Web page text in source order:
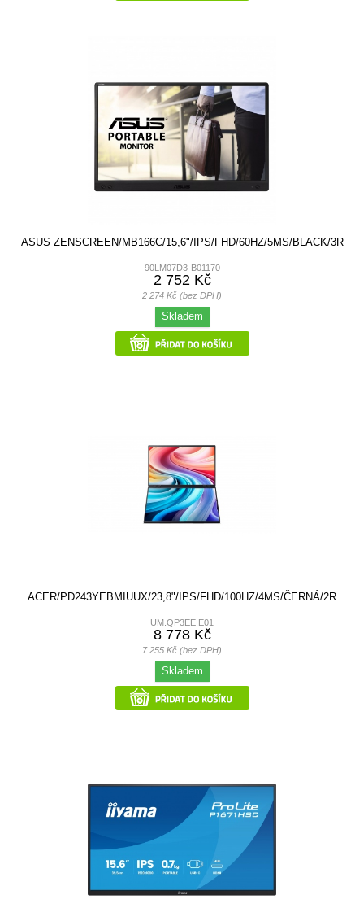
ASUS ZENSCREEN/MB166C/15,6"/IPS/FHD/60HZ/5MS/BLACK/3R
90LM07D3-B01170
2 752 Kč
2 274 Kč (bez DPH)
Skladem
ACER/PD243YEBMIUUX/23,8"/IPS/FHD/100HZ/4MS/ČERNÁ/2R
UM.QP3EE.E01
8 778 Kč
7 255 Kč (bez DPH)
Skladem